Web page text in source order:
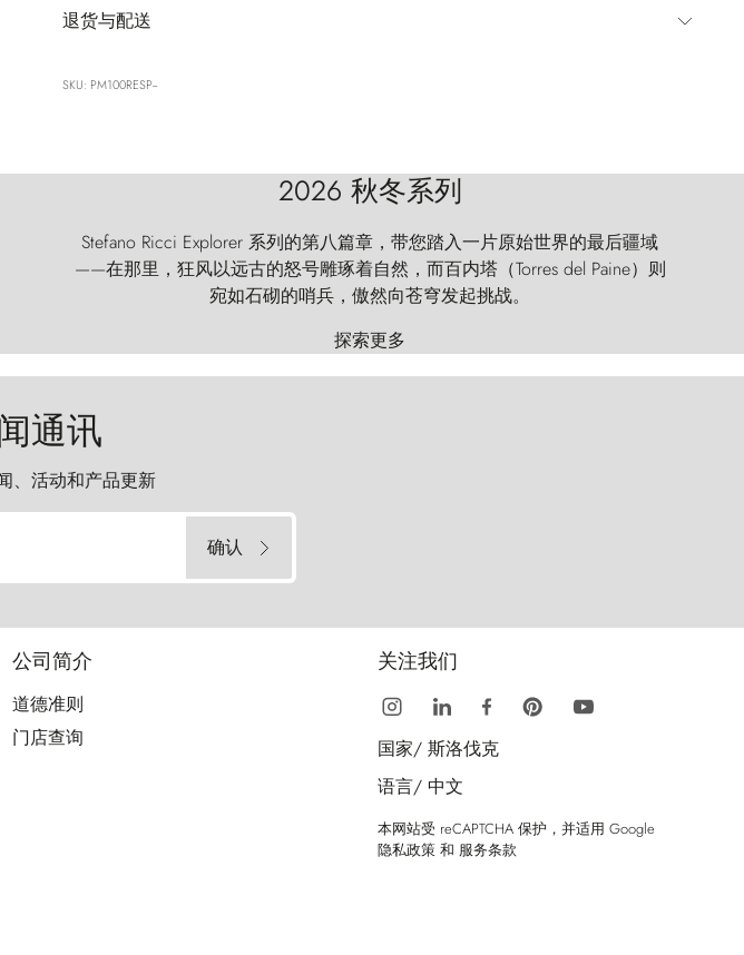
退货与配送
SKU: PM100RESP--
2026 秋冬系列
Stefano Ricci Explorer 系列的第八篇章，带您踏入一片原始世界的最后疆域
——在那里，狂风以远古的怒号雕琢着自然，而百内塔（Torres del Paine）则
宛如石砌的哨兵，傲然向苍穹发起挑战。
探索更多
通讯
、活动和产品更新
确认
公司简介
道德准则
门店查询
关注我们
国家/ 斯洛伐克
语言/ 中文
本网站受 reCAPTCHA 保护，并适用 Google
隐私政策 和 服务条款